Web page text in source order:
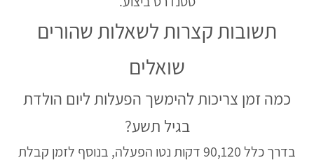
תשובות קצרות לשאלות שהורים
שואלים
כמה זמן צריכות להימשך הפעלות ליום הולדת
בגיל תשע?
בדרך כלל 90,120 דקות נטו הפעלה, בנוסף לזמן קבלת